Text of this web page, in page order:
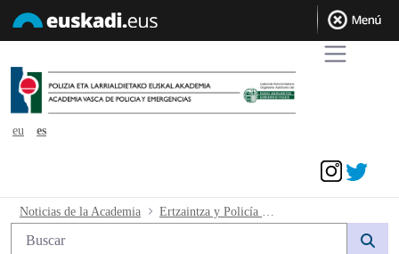
eu
es
Ertzaintza y Policía Local (4ª
Noticias de la Academia
Búsqueda web